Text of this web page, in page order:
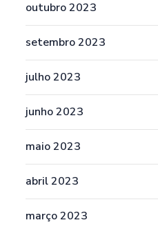
outubro 2023
setembro 2023
julho 2023
junho 2023
maio 2023
abril 2023
março 2023